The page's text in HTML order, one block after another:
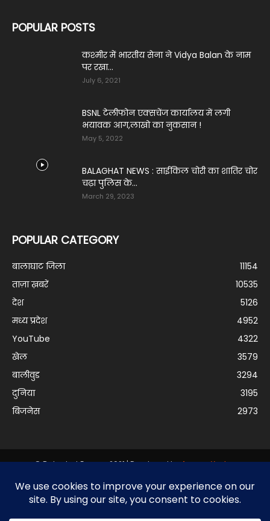
POPULAR POSTS
कश्मीर में भारतीय सेना ने Vidya Balan के नाम
पर रखा...
July 6, 2021
BSNL टेलीफोन एक्सचेंज कार्यालय में लगी
भयावक आग,लाखो का नुकसान !
May 5, 2022
BALAGHAT NEWS : साईकिल चोरी का शातिर चोर
चढ़ा पुलिस के...
March 29, 2023
POPULAR CATEGORY
बालाघाट जिला
11154
ताज़ा ख़बरें
10535
देश
5126
मध्य प्रदेश
4952
YouTube
4322
खेल
3579
बालीवुड
3294
दुनिया
3195
बिजनेस
2973
© Balaghat Express 2021 | Developed byAnurag Yadav